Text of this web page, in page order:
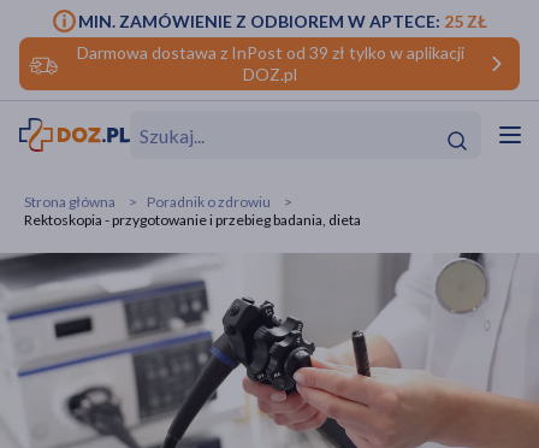
Darmowa dostawa z InPost od 39 zł tylko w aplikacji
DOZ.pl
MIN. ZAMÓWIENIE Z ODBIOREM W APTECE: 25 ZŁ
HitHit
makijażu
Strona główna
Poradnik o zdrowiu
Rektoskopia - przygotowanie i przebieg badania, dieta